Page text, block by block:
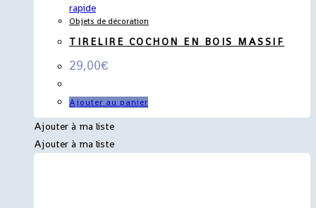
rapide
Objets de décoration
TIRELIRE COCHON EN BOIS MASSIF
29,00€
Ajouter au panier
Ajouter à ma liste
Ajouter à ma liste